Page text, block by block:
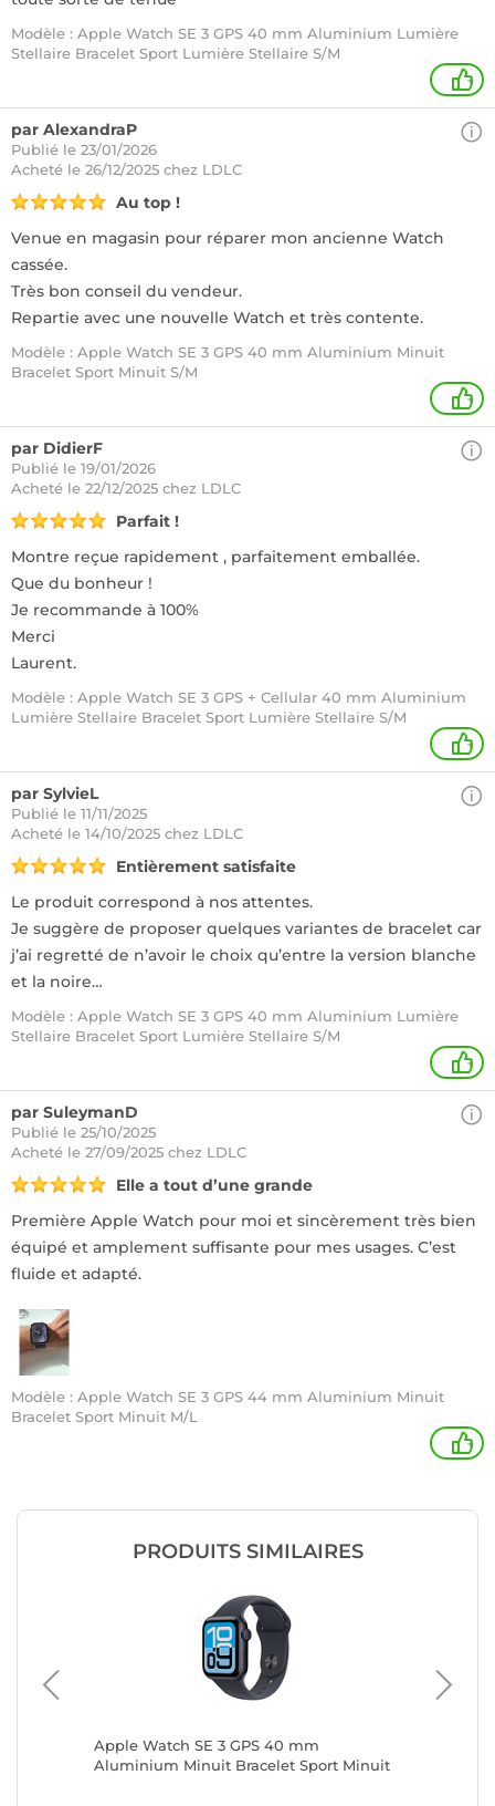
Modèle : Apple Watch SE 3 GPS 40 mm Aluminium Lumière
Stellaire Bracelet Sport Lumière Stellaire S/M
+
par AlexandraP
Publié le 23/01/2026
Acheté le 26/12/2025 chez LDLC
Au top !
Venue en magasin pour réparer mon ancienne Watch
cassée.
Très bon conseil du vendeur.
Repartie avec une nouvelle Watch et très contente.
Modèle : Apple Watch SE 3 GPS 40 mm Aluminium Minuit
Bracelet Sport Minuit S/M
+
par DidierF
Publié le 19/01/2026
Acheté le 22/12/2025 chez LDLC
Parfait !
Montre reçue rapidement , parfaitement emballée.
Que du bonheur !
Je recommande à 100%
Merci
Laurent.
Modèle : Apple Watch SE 3 GPS + Cellular 40 mm Aluminium
Lumière Stellaire Bracelet Sport Lumière Stellaire S/M
+
par SylvieL
Publié le 11/11/2025
Acheté le 14/10/2025 chez LDLC
Entièrement satisfaite
Le produit correspond à nos attentes.
Je suggère de proposer quelques variantes de bracelet car
j’ai regretté de n’avoir le choix qu’entre la version blanche
et la noire…
Modèle : Apple Watch SE 3 GPS 40 mm Aluminium Lumière
Stellaire Bracelet Sport Lumière Stellaire S/M
+
par SuleymanD
Publié le 25/10/2025
Acheté le 27/09/2025 chez LDLC
Elle a tout d’une grande
Première Apple Watch pour moi et sincèrement très bien
équipé et amplement suffisante pour mes usages. C’est
fluide et adapté.
Modèle : Apple Watch SE 3 GPS 44 mm Aluminium Minuit
Bracelet Sport Minuit M/L
+
PRODUITS SIMILAIRES
Apple Watch SE 3 GPS 40 mm
Aluminium Minuit Bracelet Sport Minuit